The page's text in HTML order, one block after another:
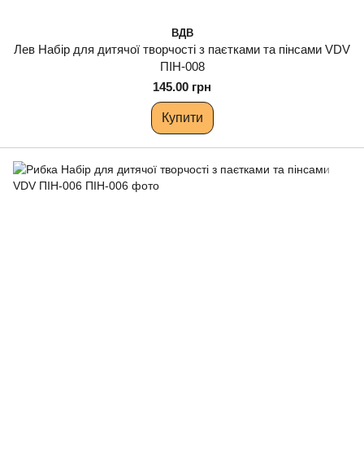
ВДВ
Лев Набір для дитячої творчості з паєтками та пінсами VDV
ПІН-008
145.00 грн
Купити